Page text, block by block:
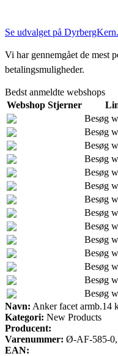
Se udvalget på
Vi har gennemgået de mest
betalingsmuligheder.
Bedst anmeldte webshops
Webshop Stjerner
Besøg
Besøg
Besøg
Besøg
Besøg
Besøg
Besøg
Besøg
Besøg
Besøg
Besøg
Besøg
Besøg
Besøg
Navn: Anker facet armb.14
Kategori: New Products
Producent:
Varenummer: Ø-AF-585-
EAN: